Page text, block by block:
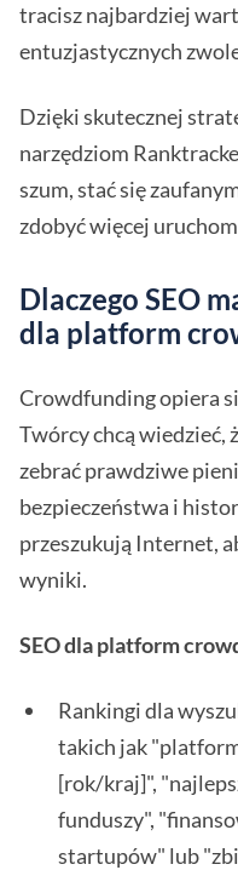
tracisz najbardziej
entuzjastycznych
Dzięki skutecznej
narzędziom
szum, stać się
zdobyć więcej
Dlaczego SEO
dla platform
Crowdfunding opiera
Twórcy chcą wiedzieć,
zebrać prawdziwe
bezpieczeństwa i
przeszukują Internet,
wyniki.
SEO dla platform
Rankingi dla
takich jak
[rok/kraj]",
funduszy",
startupów" lub